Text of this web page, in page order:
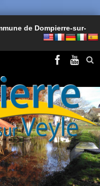
de Dompierre-sur-